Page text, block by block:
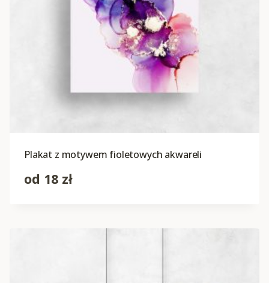
Plakat z motywem fioletowych akwareli
od 18 zł